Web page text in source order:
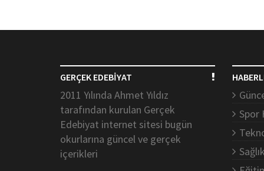
GERÇEK EDEBİYAT
2011 Yılında Ahmet Yıldız
tarafından kurulan Gerçek
Edebiyat internet sitesi bugün
okurlarına güncel ve gerçek
içerikleri
Spor